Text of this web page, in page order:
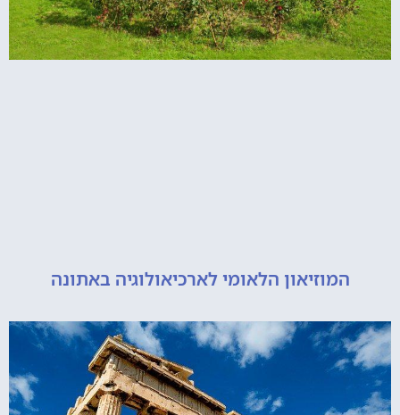
הלאומי לארכיאולוגיה באתונה